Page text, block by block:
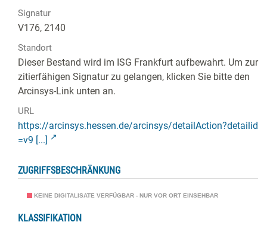
Signatur
V176, 2140
Standort
Dieser Bestand wird im ISG Frankfurt aufbewahrt. Um zur
zitierfähigen Signatur zu gelangen, klicken Sie bitte den
Arcinsys-Link unten an.
URL
https://arcinsys.hessen.de/arcinsys/detailAction?detailid
=v9 [...]
ZUGRIFFSBESCHRÄNKUNG
KEINE DIGITALISATE VERFÜGBAR - NUR VOR ORT EINSEHBAR
KLASSIFIKATION